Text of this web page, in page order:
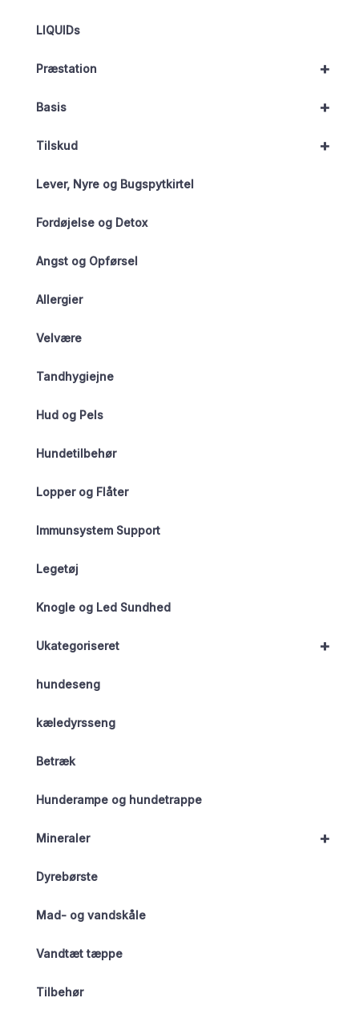
LIQUIDs
+
Præstation
+
Basis
+
Tilskud
Lever, Nyre og Bugspytkirtel
Fordøjelse og Detox
Angst og Opførsel
Allergier
Velvære
Tandhygiejne
Hud og Pels
Hundetilbehør
Lopper og Flåter
Immunsystem Support
Legetøj
Knogle og Led Sundhed
+
Ukategoriseret
hundeseng
kæledyrsseng
Betræk
Hunderampe og hundetrappe
+
Mineraler
Dyrebørste
Mad- og vandskåle
Vandtæt tæppe
Tilbehør